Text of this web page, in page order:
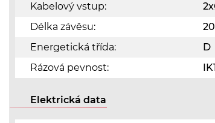
Kabelový vstup:
Délka závěsu:
Energetická třída:
D
Rázová pevnost:
Elektrická data